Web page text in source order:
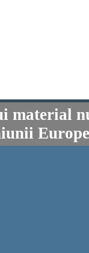
material